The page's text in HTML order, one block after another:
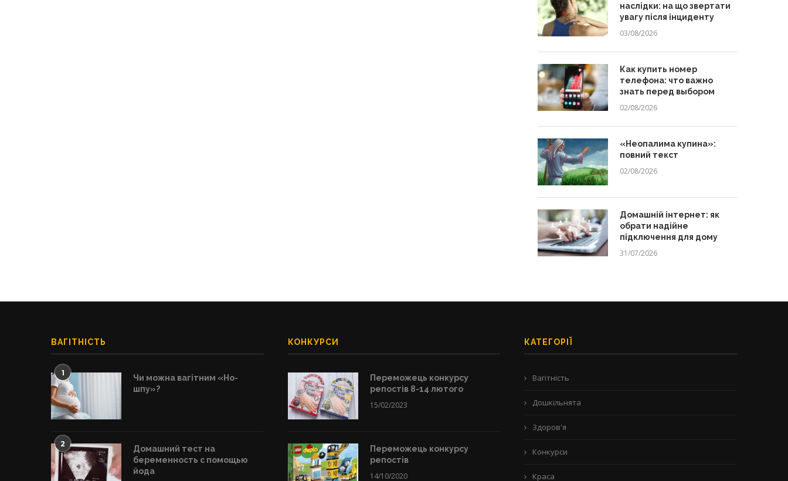
наслідки: на що звертати
увагу після інциденту
03/08/2026
Как купить номер
телефона: что важно
знать перед выбором
02/08/2026
«Неопалима купина»:
повний текст
02/08/2026
Домашній інтернет: як
обрати надійне
підключення для дому
31/07/2026
ВАГІТНІСТЬ
1
Чи можна вагітним «Но-
шпу»?
2
Домашний тест на
беременность с помощью
йода
КОНКУРСИ
Переможець конкурсу
репостів 8-14 лютого
15/02/2023
Переможець конкурсу
репостів
14/10/2020
КАТЕГОРІЇ
Вагітність
Дошкільнята
Здоров'я
Конкурси
Краса